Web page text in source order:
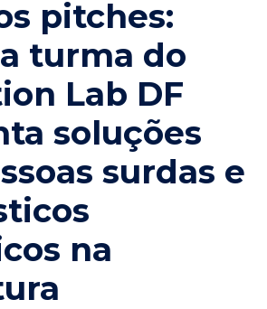
pitches:
turma do
Lab DF
soluções
surdas e
na